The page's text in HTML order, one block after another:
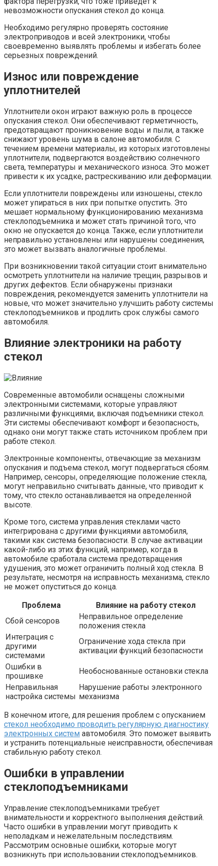
невозможности опускания стекол до конца.
Необходимо регулярно проверять состояние
электроприводов и всей электроники, чтобы
своевременно выявлять проблемы и избегать более
серьезных повреждений.
Износ или повреждение
уплотнителей
Уплотнители окон играют важную роль в процессе
опускания стекол. Они обеспечивают герметичность,
предотвращают проникновение воды и пыли, а также
снижают уровень шума в салоне автомобиля. С
течением времени материалы, из которых изготовлены
уплотнители, подвергаются воздействию солнечного
света, температуры и механического износа. Это может
привести к их усадке, растрескиванию или деформации.
Если уплотнители повреждены или изношены, стекло
может упираться в них при попытке опустить. Это
мешает нормальному функционированию механизма
стеклоподъемника и может стать причиной того, что
окно не опускается до конца. Также, если уплотнители
неправильно установлены или нарушены соединения,
это может вызвать аналогичные проблемы.
При возникновении такой ситуации стоит внимательно
осмотреть уплотнители на наличие трещин, разрывов и
других дефектов. Если обнаружены признаки
повреждения, рекомендуется заменить уплотнители на
новые, что может значительно улучшить работу системы
стеклоподъемников и продлить срок службы самого
автомобиля.
Влияние электроники на работу
стекол
Современные автомобили оснащены сложными
электронными системами, которые управляют
различными функциями, включая подъемники стекол.
Эти системы обеспечивают комфорт и безопасность,
однако они могут также стать источником проблем при
работе стекол.
Электронные компоненты, отвечающие за механизм
опускания и подъема стекол, могут подвергаться сбоям.
Например, сенсоры, определяющие положение стекла,
могут неправильно считывать данные, что приводит к
тому, что стекло останавливается на определенной
высоте.
Кроме того, система управления стеклами часто
интегрирована с другими функциями автомобиля,
такими как система безопасности. В случае активации
какой-либо из этих функций, например, когда в
автомобиле сработала система предотвращения
удушения, это может ограничить полный ход стекла. В
результате, несмотря на исправность механизма, стекло
не может опуститься до конца.
Проблема
Влияние на работу стекол
Сбой сенсоров
Неправильное определение
положения стекла
Интеграция с
другими
системами
Ограничение хода стекла при
активации функций безопасности
Ошибки в
прошивке
Необоснованные остановки стекла
Неправильная
настройка системы
Нарушение работы электронного
механизма
В конечном итоге, для решения проблем с опусканием
стекол необходимо проводить регулярную диагностику
электронных систем автомобиля. Это поможет выявить
и устранить потенциальные неисправности, обеспечивая
стабильную работу стекол.
Ошибки в управлении
стеклоподъемниками
Управление стеклоподъемниками требует
внимательности и корректного выполнения действий.
Часто ошибки в управлении могут приводить к
неполадкам и нежелательным последствиям.
Рассмотрим основные ошибки, которые могут
возникнуть при использовании стеклоподъемников.